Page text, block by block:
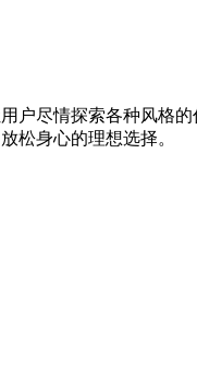
户尽情探索各种风格的
松身心的理想选择。